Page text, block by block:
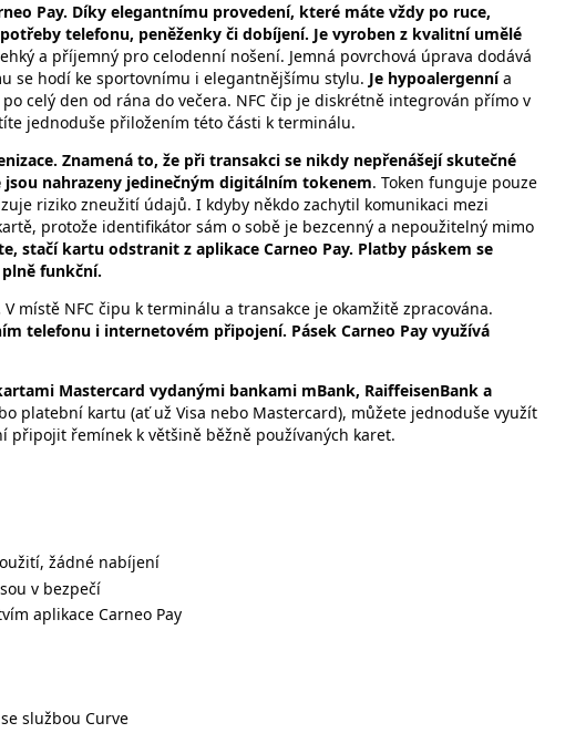
Pay. Díky elegantnímu provedení, které máte vždy po ruce,
telefonu, peněženky či dobíjení. Je vyroben z kvalitní umělé
a příjemný pro celodenní nošení. Jemná povrchová úprava dodává
se hodí ke sportovnímu i elegantnějšímu stylu. Je hypoalergennía
celý den od rána do večera. NFC čip je diskrétně integrován přímo v
jednoduše přiložením této části k terminálu.
Znamená to, že při transakci se nikdy nepřenášejí skutečné
nahrazeny jedinečným digitálním tokenem. Token funguje pouze
riziko zneužití údajů. I kdyby někdo zachytil komunikaci mezi
protože identifikátor sám o sobě je bezcenný a nepoužitelný mimo
stačí kartu odstranit z aplikace Carneo Pay. Platby páskem se
funkční.
V místě NFC čipu k terminálu a transakce je okamžitě zpracována.
telefonu i internetovém připojení. Pásek Carneo Pay využívá
Mastercard vydanými bankami mBank, RaiffeisenBank a
platební kartu (ať už Visa nebo Mastercard), můžete jednoduše využít
připojit řemínek k většině běžně používaných karet.
žádné nabíjení
v bezpečí
aplikace Carneo Pay
službou Curve